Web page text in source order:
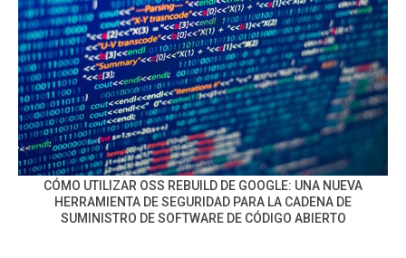
CÓMO UTILIZAR OSS REBUILD DE GOOGLE: UNA NUEVA
HERRAMIENTA DE SEGURIDAD PARA LA CADENA DE
SUMINISTRO DE SOFTWARE DE CÓDIGO ABIERTO